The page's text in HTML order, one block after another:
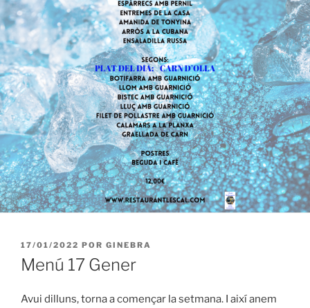
PUBLICADO
EL
17/01/2022 POR GINEBRA
Menú 17 Gener
Avui dilluns, torna a començar la setmana. I així anem